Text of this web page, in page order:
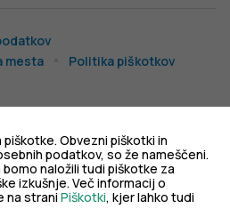
mesta
Politika piškotkov
Obvezni piškotki in
podatkov, so že nameščeni.
naložili tudi piškotke za
izkušnje. Več informacij o
na strani Piškotki, kjer lahko tudi